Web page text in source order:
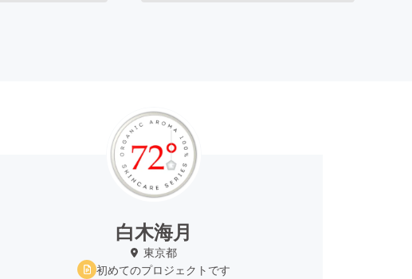
白木海月
東京都
初めてのプロジェクトです